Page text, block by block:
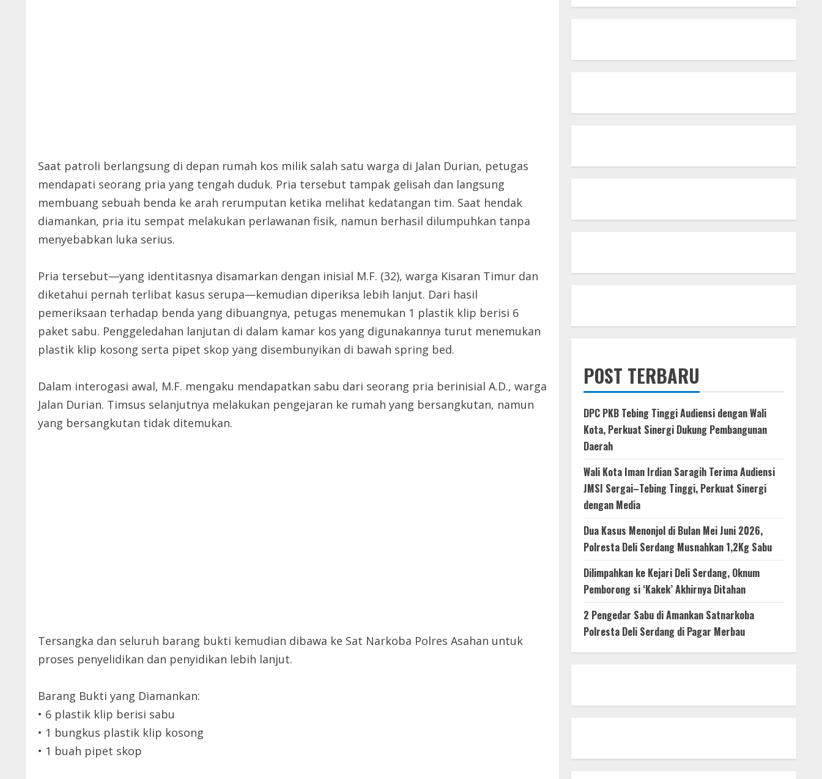
Saat patroli berlangsung di depan rumah kos milik salah satu warga di Jalan Durian, petugas
mendapati seorang pria yang tengah duduk. Pria tersebut tampak gelisah dan langsung
membuang sebuah benda ke arah rerumputan ketika melihat kedatangan tim. Saat hendak
diamankan, pria itu sempat melakukan perlawanan fisik, namun berhasil dilumpuhkan tanpa
menyebabkan luka serius.
Pria tersebut—yang identitasnya disamarkan dengan inisial M.F. (32), warga Kisaran Timur dan
diketahui pernah terlibat kasus serupa—kemudian diperiksa lebih lanjut. Dari hasil
pemeriksaan terhadap benda yang dibuangnya, petugas menemukan 1 plastik klip berisi 6
paket sabu. Penggeledahan lanjutan di dalam kamar kos yang digunakannya turut menemukan
plastik klip kosong serta pipet skop yang disembunyikan di bawah spring bed.
Dalam interogasi awal, M.F. mengaku mendapatkan sabu dari seorang pria berinisial A.D., warga
Jalan Durian. Timsus selanjutnya melakukan pengejaran ke rumah yang bersangkutan, namun
yang bersangkutan tidak ditemukan.
Tersangka dan seluruh barang bukti kemudian dibawa ke Sat Narkoba Polres Asahan untuk
proses penyelidikan dan penyidikan lebih lanjut.
Barang Bukti yang Diamankan:
• 6 plastik klip berisi sabu
• 1 bungkus plastik klip kosong
• 1 buah pipet skop
POST TERBARU
DPC PKB Tebing Tinggi Audiensi dengan Wali
Kota, Perkuat Sinergi Dukung Pembangunan
Daerah
Wali Kota Iman Irdian Saragih Terima Audiensi
JMSI Sergai–Tebing Tinggi, Perkuat Sinergi
dengan Media
Dua Kasus Menonjol di Bulan Mei Juni 2026,
Polresta Deli Serdang Musnahkan 1,2Kg Sabu
Dilimpahkan ke Kejari Deli Serdang, Oknum
Pemborong si ‘Kakek’ Akhirnya Ditahan
2 Pengedar Sabu di Amankan Satnarkoba
Polresta Deli Serdang di Pagar Merbau